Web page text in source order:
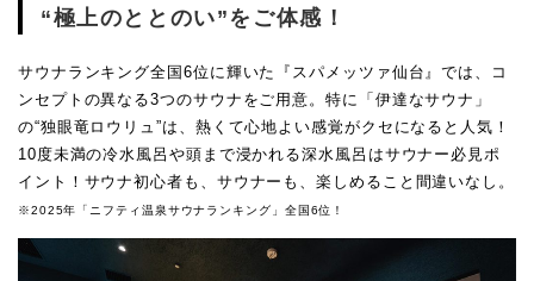
“極上のととのい”をご体感！
サウナランキング全国6位に輝いた『スパメッツァ仙台』では、コ
ンセプトの異なる3つのサウナをご用意。特に「伊達なサウナ」
の“独眼竜ロウリュ”は、熱くて心地よい感覚がクセになると人気！
10度未満の冷水風呂や頭まで浸かれる深水風呂はサウナー必見ポ
イント！サウナ初心者も、サウナーも、楽しめること間違いなし。
※2025年「ニフティ温泉サウナランキング」全国6位！